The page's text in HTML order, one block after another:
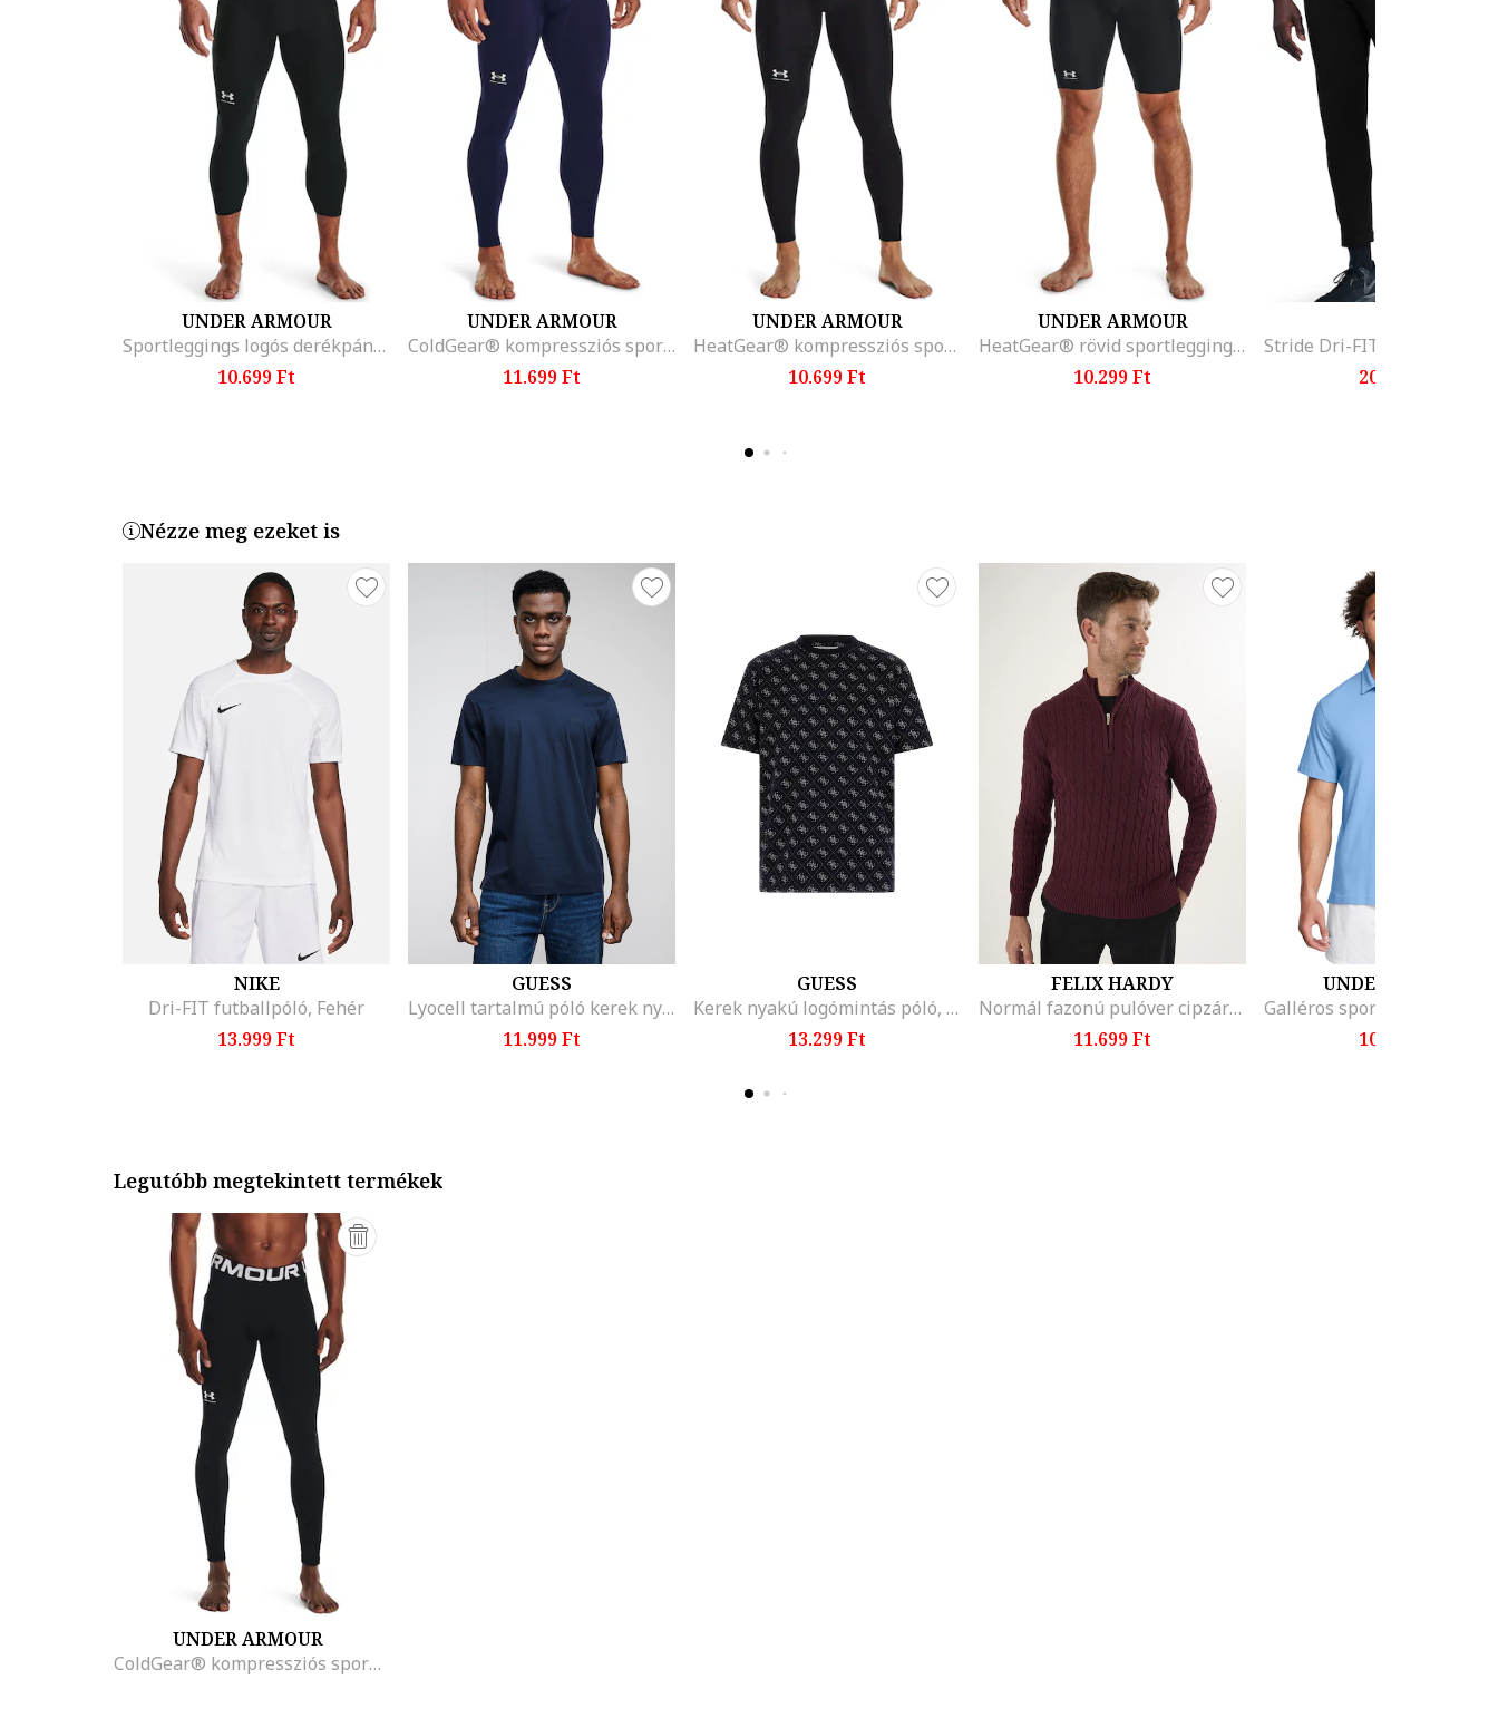
UNDER ARMOUR
Sportleggings logós derékpánttal, Fekete
10.699 Ft
UNDER ARMOUR
ColdGear® kompressziós sportleggings logós derékpánttal, Tengerészkék
11.699 Ft
UNDER ARMOUR
HeatGear® kompressziós sportleggings, Fehér/Fekete
10.699 Ft
UNDER ARMOUR
HeatGear® rövid sportleggings logóval, Fekete
10.299 Ft
20.899 Ft
Nézze meg ezeket is
NIKE
Dri-FIT futballpóló, Fehér
13.999 Ft
GUESS
Lyocell tartalmú póló kerek nyakrésszel, Sötétkék
11.999 Ft
GUESS
Kerek nyakú logómintás póló, Fehér/Sötétkék
13.299 Ft
FELIX HARDY
Normál fazonú pulóver cipzáros hasítékkal, Bordó
11.699 Ft
UNDER ARMOUR
10.299 Ft
Legutóbb megtekintett termékek
UNDER ARMOUR
ColdGear® kompressziós sportleggings logós derékpánttal, Fehér/Fekete